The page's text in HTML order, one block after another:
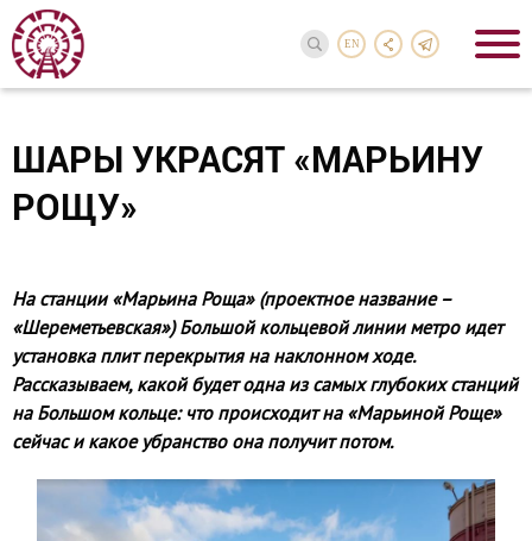
EN
ШАРЫ УКРАСЯТ «МАРЬИНУ
РОЩУ»
На станции «Марьина Роща» (проектное название –
«Шереметьевская») Большой кольцевой линии метро идет
установка плит перекрытия на наклонном ходе.
Рассказываем, какой будет одна из самых глубоких станций
на Большом кольце: что происходит на «Марьиной Роще»
сейчас и какое убранство она получит потом.